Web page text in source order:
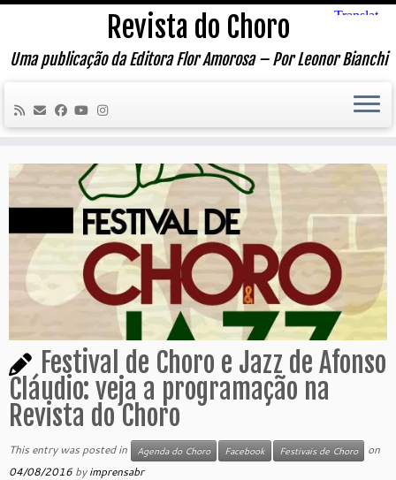
Skip
content
Revista do Choro
Uma publicação da Editora Flor Amorosa – Por Leonor Bianchi
Festival de Choro e Jazz de Afonso
Cláudio: veja a programação na
Revista do Choro
This entry was posted in Agenda do Choro Facebook Festivais de Choro
on
04/08/2016 byimprensabr